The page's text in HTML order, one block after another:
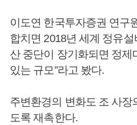
이도연 한국투자증권 연구
합치면 2018년 세계 정유설
산 중단이 장기화되면 정
있는 규모”라고 봤다.
주변환경의 변화도 조 사
도록 재촉한다.